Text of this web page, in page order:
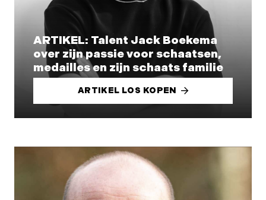
ARTIKEL: Talent Jack Boekema
over zijn passie voor schaatsen,
medailles en zijn schaats familie
ARTIKEL LOS KOPEN